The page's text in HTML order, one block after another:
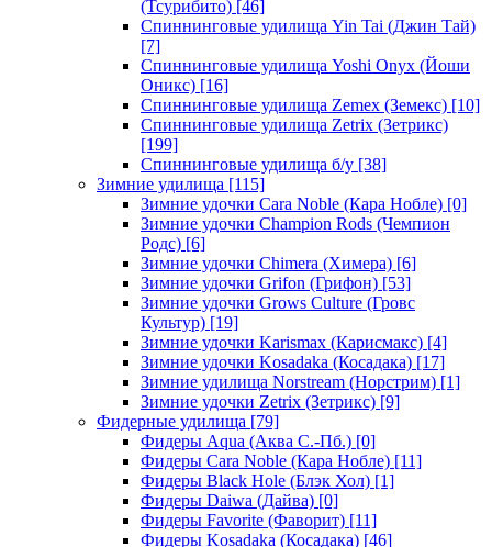
(Тсурибито) [46]
Спиннинговые удилища Yin Tai (Джин Тай)
[7]
Спиннинговые удилища Yoshi Onyx (Йоши
Оникс) [16]
Спиннинговые удилища Zemex (Земекс) [10]
Спиннинговые удилища Zetrix (Зетрикс)
[199]
Спиннинговые удилища б/у [38]
Зимние удилища [115]
Зимние удочки Cara Noble (Кара Нобле) [0]
Зимние удочки Champion Rods (Чемпион
Родс) [6]
Зимние удочки Chimera (Химера) [6]
Зимние удочки Grifon (Грифон) [53]
Зимние удочки Grows Culture (Гровс
Культур) [19]
Зимние удочки Karismax (Карисмакс) [4]
Зимние удочки Kosadaka (Косадака) [17]
Зимние удилища Norstream (Норстрим) [1]
Зимние удочки Zetrix (Зетрикс) [9]
Фидерные удилища [79]
Фидеры Aqua (Аква С.-Пб.) [0]
Фидеры Cara Noble (Кара Нобле) [11]
Фидеры Black Hole (Блэк Хол) [1]
Фидеры Daiwa (Дайва) [0]
Фидеры Favorite (Фаворит) [11]
Фидеры Kosadaka (Косадака) [46]